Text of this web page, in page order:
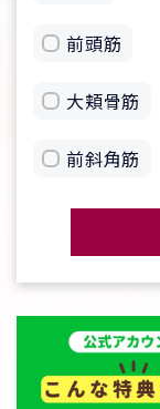
前頭筋
大頬骨筋
前斜角筋